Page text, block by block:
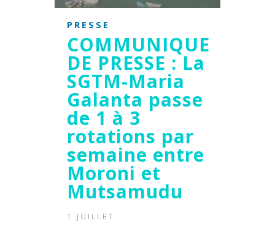
PRESSE
COMMUNIQUE
DE PRESSE : La
SGTM-Maria
Galanta passe
de 1 à 3
rotations par
semaine entre
Moroni et
Mutsamudu
1 JUILLET